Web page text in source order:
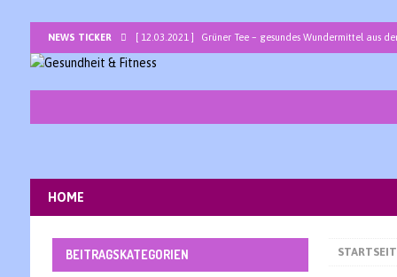
NEWS TICKER [ 12.03.2021 ] Grüner Tee – gesundes Wundermittel aus
[ 05.03.2021 ]
[ 19.02.2021 ] Traubenkernöl -Jungbrunnen für Haut und
Lapacho – die heilsame peruanische
[ 29.01.2021 ] Bor – Spurenelement als Wunderwaffe
HOME
BEITRAGSKATEGORIEN